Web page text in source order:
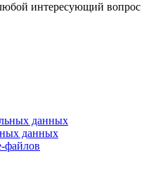
интересующий вопрос
данных
данных
файлов